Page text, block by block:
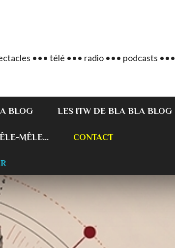
••• télé ••• radio ••• podcasts •••
BLOG LES ITW DE BLA BLA BLOG
MÊLE... CONTACT